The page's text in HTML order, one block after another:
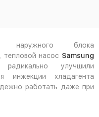
наружного блока
тепловой насос Samsung
радикально улучшили
инжекции хладагента
работать даже при